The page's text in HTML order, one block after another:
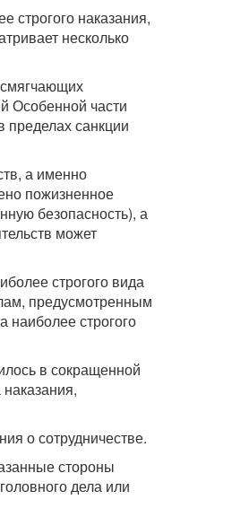
строгого наказания,
несколько
Особенной части
пределах санкции
а именно
пожизненное
безопасность), а
может
строгого вида
предусмотренным
наиболее строгого
в сокращенной
о сотрудничестве.
стороны
дела или